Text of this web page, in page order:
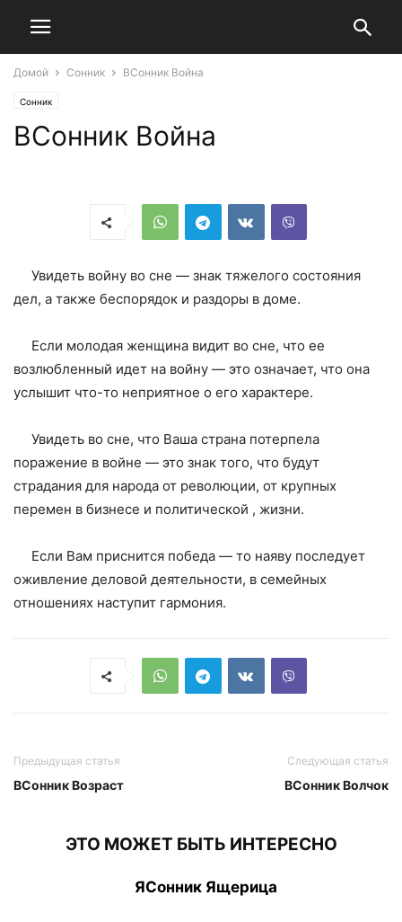
Домой Сонник ВСонник Война
Сонник
ВСонник Война
Увидеть войну во сне — знак тяжелого состояния
дел, а также беспорядок и раздоры в доме.
Если молодая женщина видит во сне, что ее
возлюбленный идет на войну — это означает, что она
услышит что-то неприятное о его характере.
Увидеть во сне, что Ваша страна потерпела
поражение в войне — это знак того, что будут
страдания для народа от революции, от крупных
перемен в бизнесе и политической , жизни.
Если Вам приснится победа — то наяву последует
оживление деловой деятельности, в семейных
отношениях наступит гармония.
Предыдущая статья
ВСонник Возраст
Следующая статья
ВСонник Волчок
ЭТО МОЖЕТ БЫТЬ ИНТЕРЕСНО
ЯСонник Ящерица